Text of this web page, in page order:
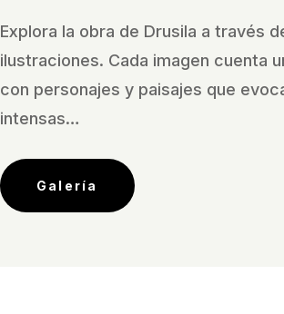
Explora la obra de Drusila a través
ilustraciones. Cada imagen cuenta
con personajes y paisajes que
intensas…
Galería